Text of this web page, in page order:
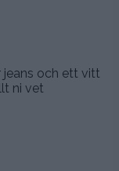
jeans och ett vitt
ni vet